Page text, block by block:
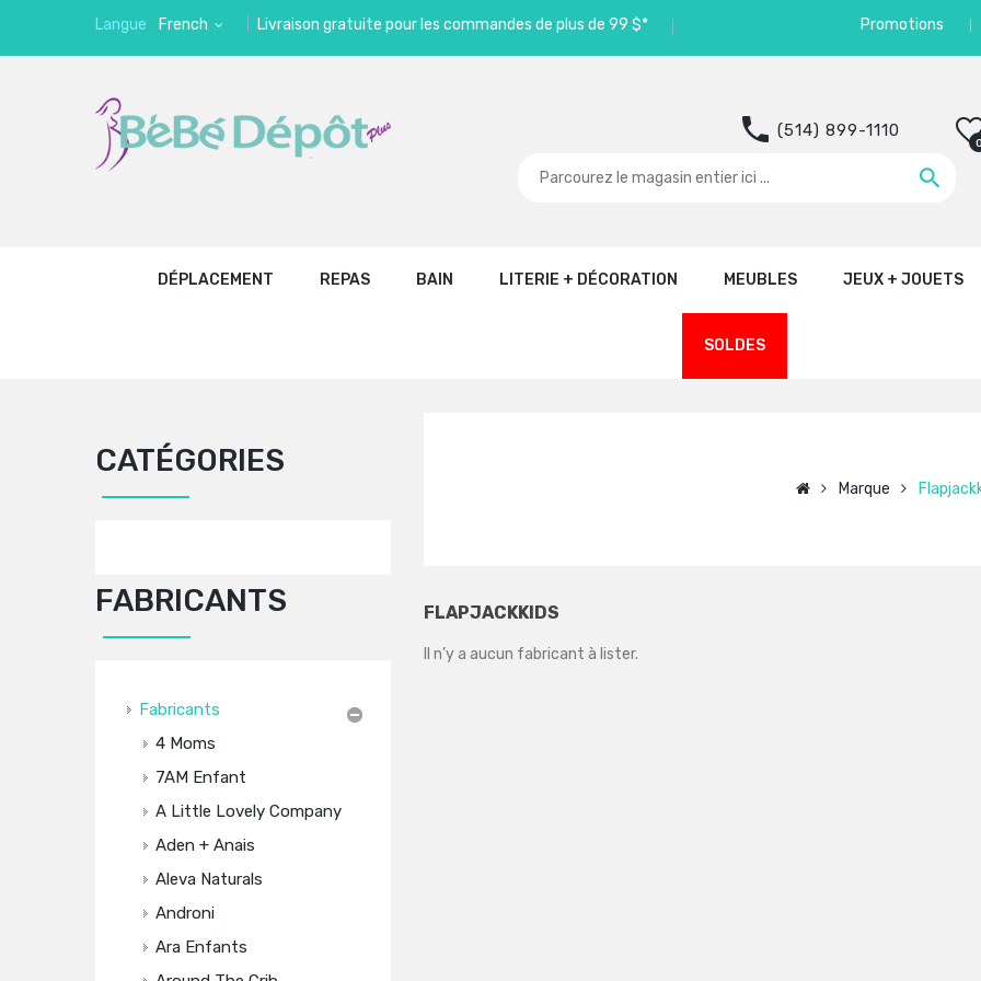
Langue French Livraison gratuite pour les commandes de plus de 99 $* Promotions
0
(514) 899-1110
DÉPLACEMENT REPAS BAIN LITERIE + DÉCORATION MEUBLES JEUX + JOUETS
SOLDES
CATÉGORIES
FABRICANTS
Fabricants
4 Moms
7AM Enfant
A Little Lovely Company
Aden + Anais
Aleva Naturals
Androni
Ara Enfants
Marque
FLAPJACKKIDS
Il n’y a aucun fabricant à lister.